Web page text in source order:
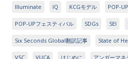
Illuminate IQ KCGモデル POP-
POP-UPフェスティバル SDGs SEI
Six Seconds Global翻訳記事 State of
VSC VUCA はじめに アンガーマネ